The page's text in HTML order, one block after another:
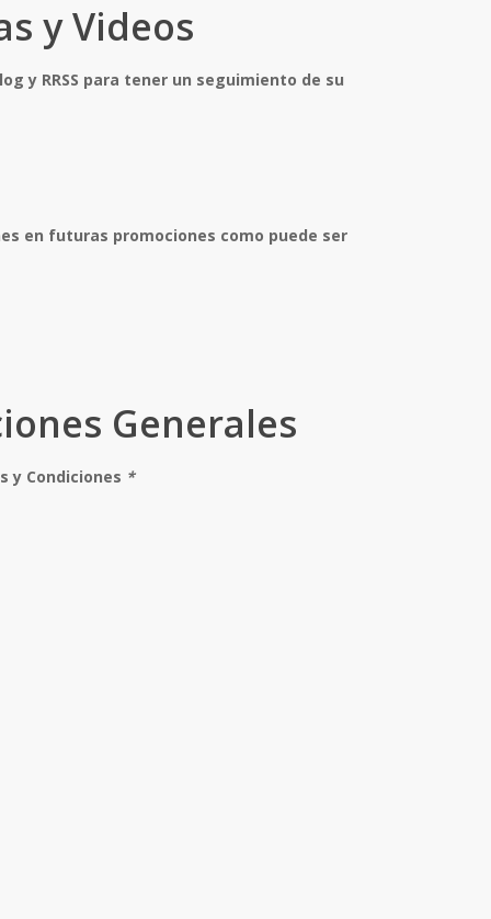
y Videos
y RRSS para tener un seguimiento de su
en futuras promociones como puede ser
Generales
y Condiciones *